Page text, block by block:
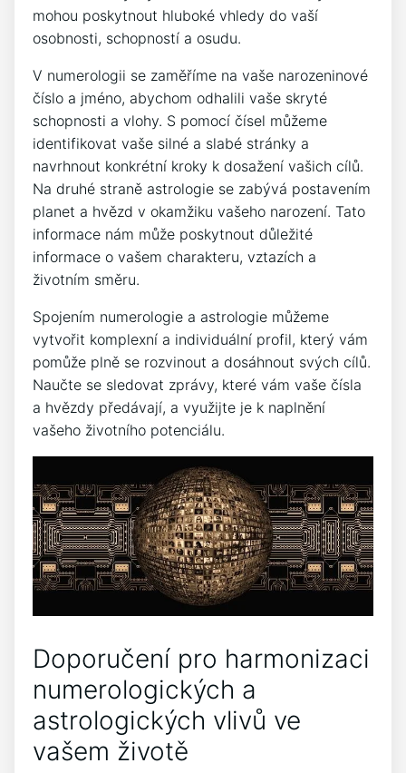
mohou poskytnout hluboké vhledy do vaší
osobnosti, schopností a osudu.
V numerologii se zaměříme na vaše narozeninové
číslo a jméno, abychom odhalili vaše skryté
schopnosti a vlohy. S pomocí čísel můžeme
identifikovat vaše silné a slabé stránky a
navrhnout konkrétní kroky k dosažení vašich cílů.
Na druhé straně astrologie se zabývá postavením
planet a hvězd v okamžiku vašeho narození. Tato
informace nám může poskytnout důležité
informace o vašem charakteru, vztazích a
životním směru.
Spojením numerologie a astrologie můžeme
vytvořit komplexní a individuální profil, který vám
pomůže plně se rozvinout a dosáhnout svých cílů.
Naučte se sledovat zprávy, které vám vaše čísla
a hvězdy předávají, a využijte je k naplnění
vašeho životního potenciálu.
Doporučení pro harmonizaci
numerologických a
astrologických vlivů ve
vašem životě